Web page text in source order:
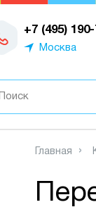
+7 (495)
Москва
Главная